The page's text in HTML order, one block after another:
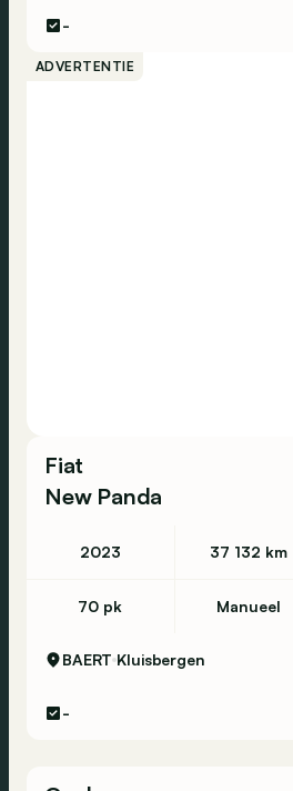
-
ADVERTENTIE
Fiat
New Panda
2023 37 132 km
70 pk Manueel
BAERT Kluisbergen
-